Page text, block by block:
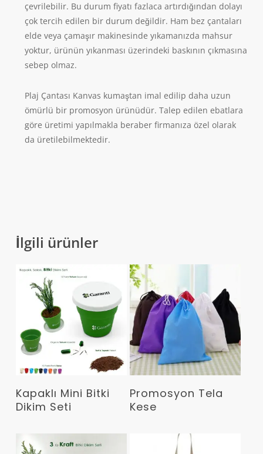
çevrilebilir. Bu durum fiyatı fazlaca artırdığından dolayı
çok tercih edilen bir durum değildir. Ham bez çantaları
elde veya çamaşır makinesinde yıkamanızda mahsur
yoktur, ürünün yıkanması üzerindeki baskının çıkmasına
sebep olmaz.
Plaj Çantası Kanvas kumaştan imal edilip daha uzun
ömürlü bir promosyon ürünüdür. Talep edilen ebatlara
göre üretimi yapılmakla beraber firmanıza özel olarak
da üretilebilmektedir.
İlgili ürünler
Devamını Oku
Kapaklı Mini Bitki
Dikim Seti
Devamını Oku
Promosyon Tela
Kese